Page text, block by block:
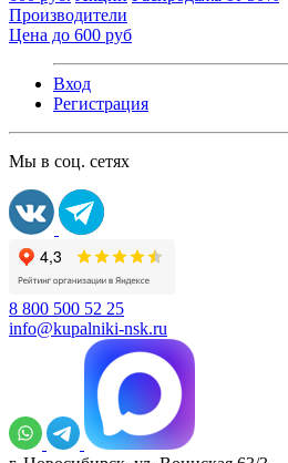
Производители
Цена до 600 руб
Вход
Регистрация
Мы в соц. сетях
8 800 500 52 25
info@kupalniki-nsk.ru